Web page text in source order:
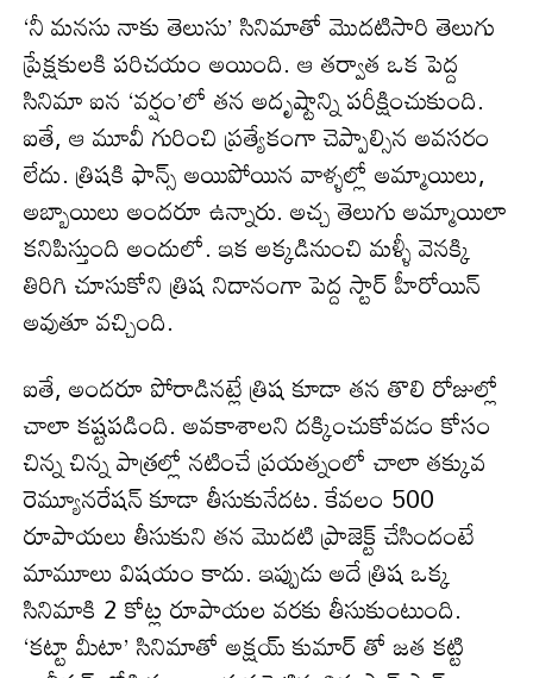
‘నీ మనసు నాకు తెలుసు’ సినిమాతో మొదటిసారి తెలుగు
ప్రేక్షకులకి పరిచయం అయింది. ఆ తర్వాత ఒక పెద్ద
సినిమా ఐన ‘వర్షం’లో తన అదృష్టాన్ని పరీక్షించుకుంది.
ఐతే, ఆ మూవీ గురించి ప్రత్యేకంగా చెప్పాల్సిన అవసరం
లేదు. త్రిషకి ఫాన్స్ అయిపోయిన వాళ్ళల్లో అమ్మాయిలు,
అబ్బాయిలు అందరూ ఉన్నారు. అచ్చ తెలుగు అమ్మాయిలా
కనిపిస్తుంది అందులో. ఇక అక్కడినుంచి మళ్ళీ వెనక్కి
తిరిగి చూసుకోని త్రిష నిదానంగా పెద్ద స్టార్ హీరోయిన్
అవుతూ వచ్చింది.
ఐతే, అందరూ పోరాడినట్లే త్రిష కూడా తన తొలి రోజుల్లో
చాలా కష్టపడింది. అవకాశాలని దక్కించుకోవడం కోసం
చిన్న చిన్న పాత్రల్లో నటించే ప్రయత్నంలో చాలా తక్కువ
రెమ్యూనరేషన్ కూడా తీసుకునేదట. కేవలం 500
రూపాయలు తీసుకుని తన మొదటి ప్రాజెక్ట్ చేసిందంటే
మామూలు విషయం కాదు. ఇప్పుడు అదే త్రిష ఒక్క
సినిమాకి 2 కోట్ల రూపాయల వరకు తీసుకుంటుంది.
‘కట్టా మీటా’ సినిమాతో అక్షయ్ కుమార్ తో జత కట్టి